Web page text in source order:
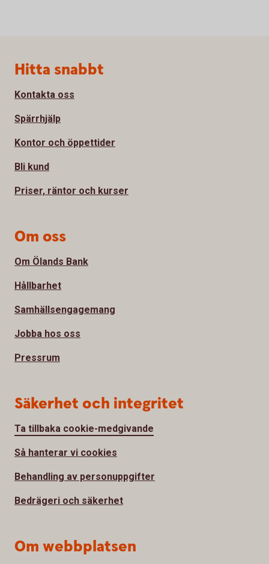
Sidfot
Hitta snabbt
Kontakta oss
Spärrhjälp
Kontor och öppettider
Bli kund
Priser, räntor och kurser
Om oss
Om Ölands Bank
Hållbarhet
Samhällsengagemang
Jobba hos oss
Pressrum
Säkerhet och integritet
Ta tillbaka cookie-medgivande
Så hanterar vi cookies
Behandling av personuppgifter
Bedrägeri och säkerhet
Om webbplatsen